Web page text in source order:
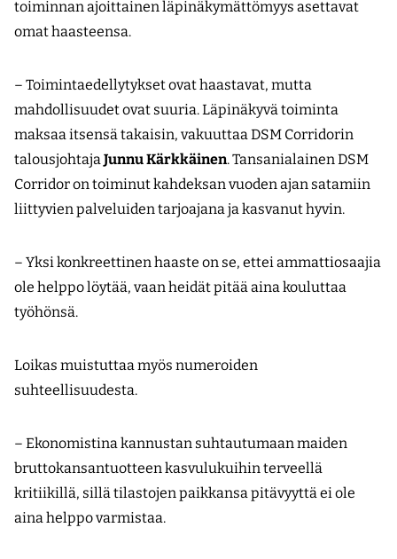
toiminnan ajoittainen läpinäkymättömyys asettavat
omat haasteensa.
– Toimintaedellytykset ovat haastavat, mutta
mahdollisuudet ovat suuria. Läpinäkyvä toiminta
maksaa itsensä takaisin, vakuuttaa DSM Corridorin
talousjohtajaJunnu Kärkkäinen. Tansanialainen DSM
Corridor on toiminut kahdeksan vuoden ajan satamiin
liittyvien palveluiden tarjoajana ja kasvanut hyvin.
– Yksi konkreettinen haaste on se, ettei ammatti­osaajia
ole helppo löytää, vaan heidät pitää aina kouluttaa
työhönsä.
Loikas muistuttaa myös numeroiden
suhteellisuudesta.
– Ekonomistina kannustan suhtautumaan maiden
bruttokansantuotteen kasvulukuihin terveellä
kritiikillä, sillä tilastojen paikkansa pitävyyttä ei ole
aina helppo varmistaa.